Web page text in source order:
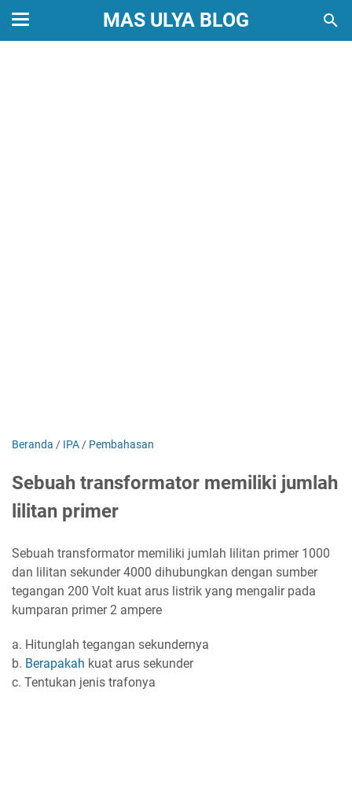
MAS ULYA BLOG
Beranda / IPA / Pembahasan
Sebuah transformator memiliki jumlah
lilitan primer
Sebuah transformator memiliki jumlah lilitan primer 1000
dan lilitan sekunder 4000 dihubungkan dengan sumber
tegangan 200 Volt kuat arus listrik yang mengalir pada
kumparan primer 2 ampere
a. Hitunglah tegangan sekundernya
b. Berapakah kuat arus sekunder
c. Tentukan jenis trafonya